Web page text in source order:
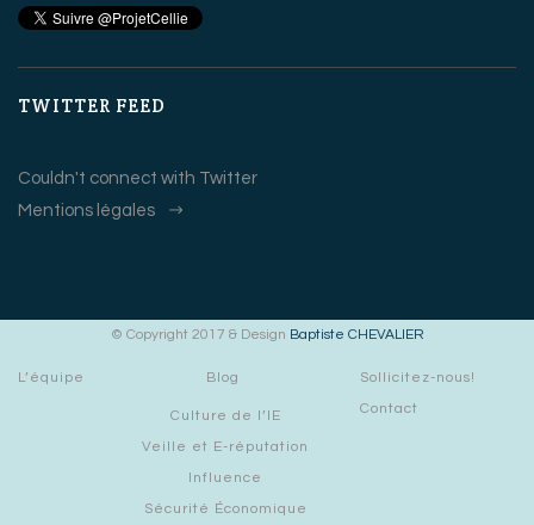
TWITTER FEED
Couldn't connect with Twitter
Mentions légales
© Copyright 2017 & Design Baptiste CHEVALIER
L’équipe Blog
Culture de l’IE
Veille et E-réputation
Influence
Sécurité Économique
Sollicitez-nous!
Contact